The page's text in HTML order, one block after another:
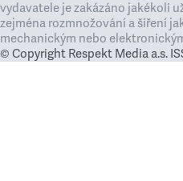
vydavatele je zakázáno jakékoli
zejména rozmnožování a šíření
mechanickým nebo
© Copyright Respekt Media a.s.